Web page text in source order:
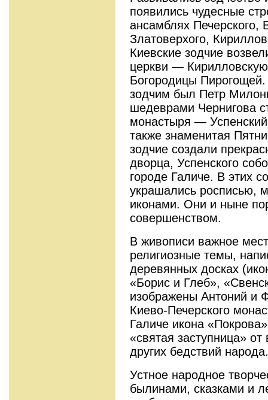
появились чудесные
ансамблях Печерского,
Златоверхого,
Киевские зодчие
церкви —
Богородицы
зодчим был Петр
шедеврами Чернигова
монастыря —
также знаменитая
зодчие создали
дворца, Успенского
городе Галиче. В этих
украшались росписью,
иконами. Они и ныне
совершенством.
В живописи важное
религиозные темы,
деревянных досках
«Борис и Глеб»,
изображены Антоний и
Киево-Печерского
Галиче икона
«святая заступница»
других бедствий народа.
Устное народное
былинами, сказками и